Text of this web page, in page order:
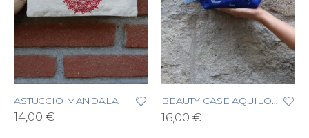
ASTUCCIO MANDALA
14,00 €
BEAUTY CASE AQUILONE E NUVOLE
16,00 €